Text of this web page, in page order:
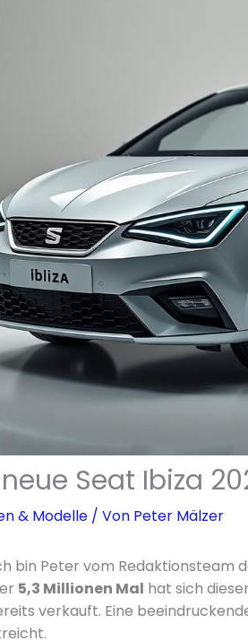
Seat Ibiza
& Modelle/ Von Peter Mälzer
bin Peter vom Redaktionsteam
5,3 Millionen Mal hat sich
verkauft. Eine